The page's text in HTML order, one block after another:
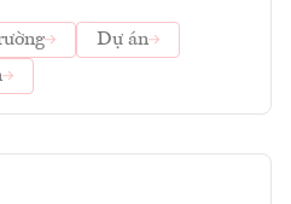
Dự án